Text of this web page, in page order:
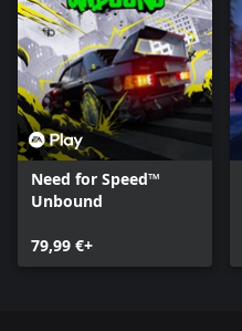
Need for Speed™
Unbound
79,99 €+